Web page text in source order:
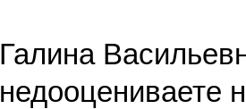
Галина
недооцениваете